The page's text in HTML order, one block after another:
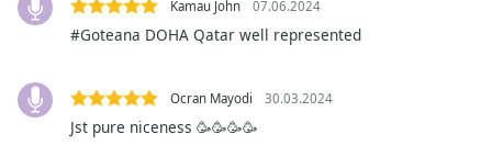
descriptions
,
Subtitles
subtitles
Kamau John 07.06.2024
#Goteana DOHA Qatar well represented
Ocran Mayodi 30.03.2024
Jst pure niceness 🥳🥳🥳🥳